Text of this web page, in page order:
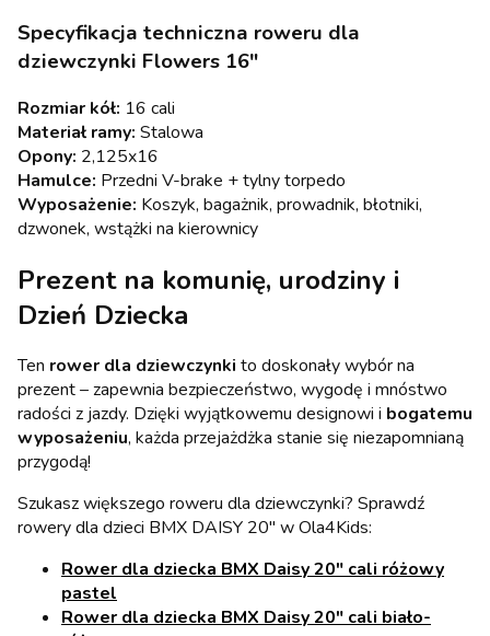
Specyfikacja techniczna roweru dla
dziewczynki Flowers 16"
Rozmiar kół: 16 cali
Materiał ramy: Stalowa
Opony: 2,125x16
Hamulce: Przedni V-brake + tylny torpedo
Wyposażenie: Koszyk, bagażnik, prowadnik, błotniki,
dzwonek, wstążki na kierownicy
Prezent na komunię, urodziny i
Dzień Dziecka
Ten rower dla dziewczynki to doskonały wybór na
prezent – zapewnia bezpieczeństwo, wygodę i mnóstwo
radości z jazdy. Dzięki wyjątkowemu designowi i bogatemu
wyposażeniu, każda przejażdżka stanie się niezapomnianą
przygodą!
Szukasz większego roweru dla dziewczynki? Sprawdź
rowery dla dzieci BMX DAISY 20" w Ola4Kids:
Rower dla dziecka BMX Daisy 20" cali różowy
pastel
Rower dla dziecka BMX Daisy 20" cali biało-